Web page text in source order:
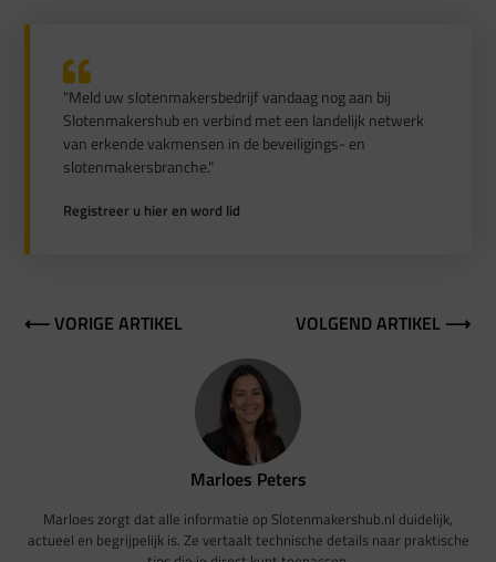
"Meld uw slotenmakersbedrijf vandaag nog aan bij
Slotenmakershub en verbind met een landelijk netwerk
van erkende vakmensen in de beveiligings- en
slotenmakersbranche."
Registreer u hier en word lid
⟵ VORIGE ARTIKEL VOLGEND ARTIKEL ⟶
Marloes Peters
Marloes zorgt dat alle informatie op Slotenmakershub.nl duidelijk,
actueel en begrijpelijk is. Ze vertaalt technische details naar praktische